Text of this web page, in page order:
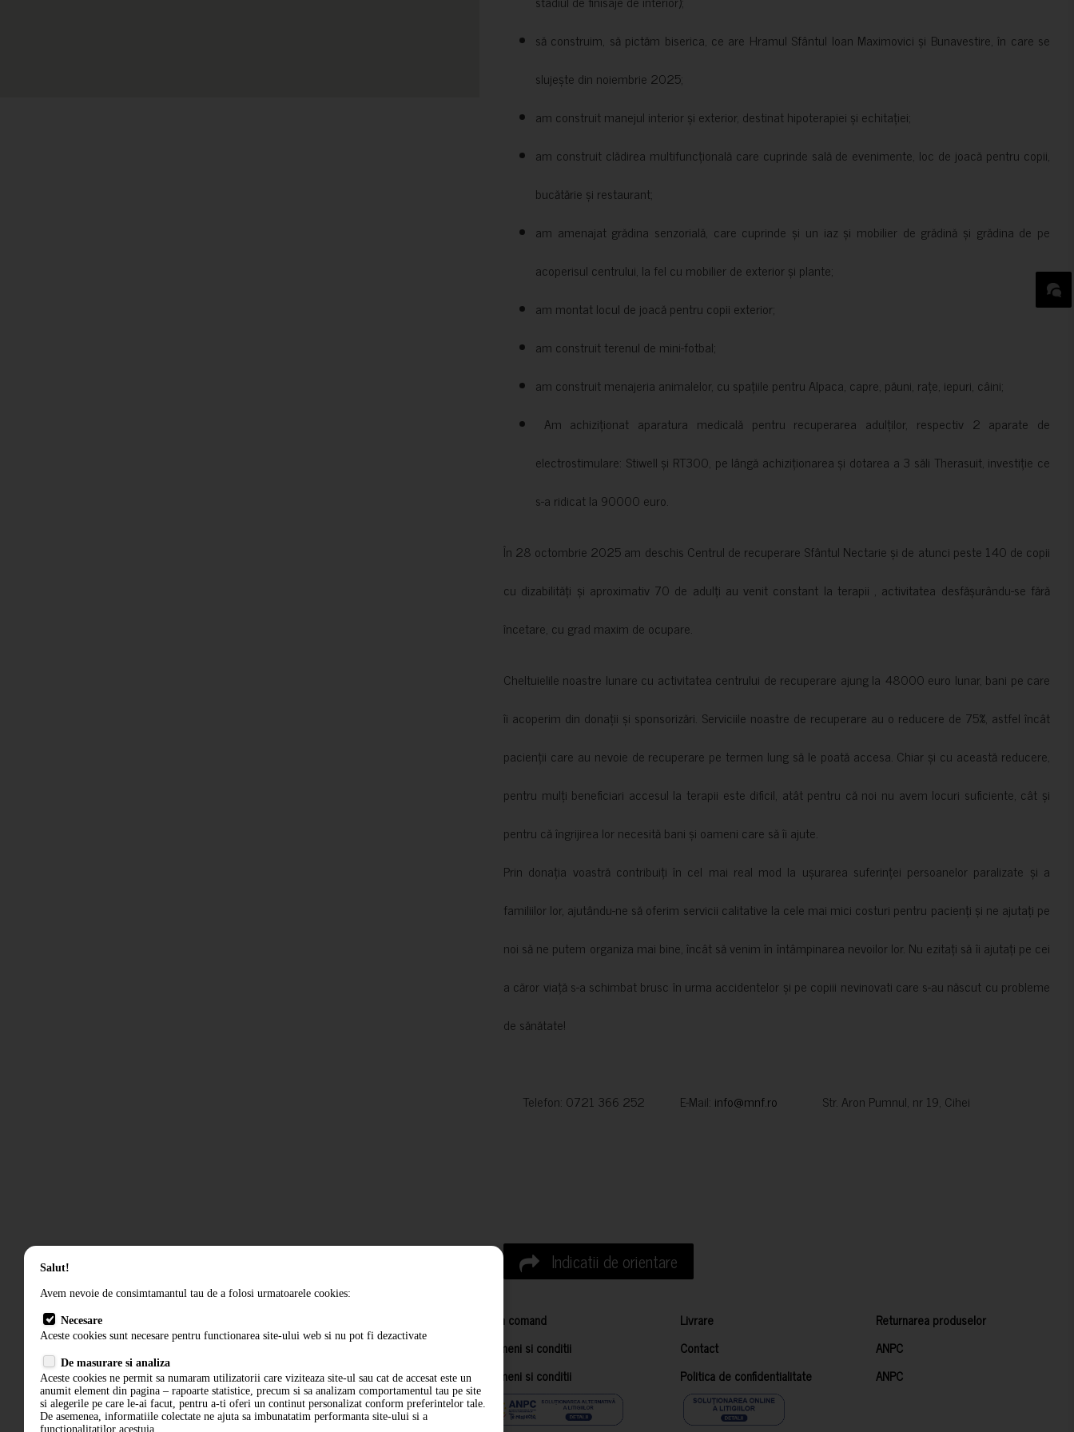
să construim, să pictăm biserica, ce are Hramul Sfântul Ioan Maximovici și Bunavestire, în care se
slujește din noiembrie 2025;
am construit manejul interior și exterior, destinat hipoterapiei și echitației;
am construit clădirea multifuncțională care cuprinde sală de evenimente, loc de joacă pentru copii,
bucătărie și restaurant;
am amenajat grădina senzorială, care cuprinde și un iaz și mobilier de grădină și grădina de pe
acoperisul centrului, la fel cu mobilier de exterior și plante;
am montat locul de joacă pentru copii exterior;
am construit terenul de mini-fotbal;
am construit menajeria animalelor, cu spațiile pentru Alpaca, capre, păuni, rațe, iepuri, câini;
Am achiziționat aparatura medicală pentru recuperarea adulților, respectiv 2 aparate de
electrostimulare: Stiwell și RT300, pe lângă achiziționarea și dotarea a 3 săli Therasuit, investiție ce
s-a ridicat la 90000 euro.
În 28 octombrie 2025 am deschis Centrul de recuperare Sfântul Nectarie și de atunci peste 140 de copii
cu dizabilități și aproximativ 70 de adulți au venit constant la terapii , activitatea desfășurându-se fără
încetare, cu grad maxim de ocupare.
Cheltuielile noastre lunare cu activitatea centrului de recuperare ajung la 48000 euro lunar, bani pe care
îi acoperim din donații și sponsorizări. Serviciile noastre de recuperare au o reducere de 75%, astfel încât
pacienții care au nevoie de recuperare pe termen lung să le poată accesa. Chiar și cu această reducere,
pentru mulți beneficiari accesul la terapii este dificil, atât pentru că noi nu avem locuri suficiente, cât și
pentru că îngrijirea lor necesită bani și oameni care să îi ajute.
Prin donația voastră contribuiți în cel mai real mod la ușurarea suferinței persoanelor paralizate și a
familiilor lor, ajutându-ne să oferim servicii calitative la cele mai mici costuri pentru pacienți și ne ajutați pe
noi să ne putem organiza mai bine, încât să venim în întâmpinarea nevoilor lor. Nu ezitați să îi ajutați pe cei
a căror viață s-a schimbat brusc în urma accidentelor și pe copiii nevinovati care s-au născut cu probleme
de sănătate!
Telefon: 0721 366 252 E-Mail: info@mnf.ro Str. Aron Pumnul, nr 19, Cihei
Indicatii de orientare
Cum comand Livrare
Returnarea produselor
Termeni si conditii
Contact
ANPC
Termeni si conditii
Politica de confidentialitate ANPC
Salut!
Avem nevoie de consimtamantul tau de a folosi urmatoarele cookies:
Necesare
Aceste cookies sunt necesare pentru functionarea site-ului web si nu pot fi dezactivate
De masurare si analiza
Aceste cookies ne permit sa numaram utilizatorii care viziteaza site-ul sau cat de accesat este un
anumit element din pagina – rapoarte statistice, precum si sa analizam comportamentul tau pe site
si alegerile pe care le-ai facut, pentru a-ti oferi un continut personalizat conform preferintelor tale.
De asemenea, informatiile colectate ne ajuta sa imbunatatim performanta site-ului si a
functionalitatilor acestuia.